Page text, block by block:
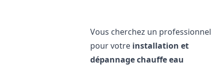
Vous cherchez un professionnel
pour votre installation et
dépannage chauffe eau